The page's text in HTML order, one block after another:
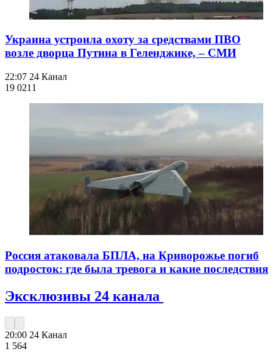
Украина устроила охоту за средствами ПВО
возле дворца Путина в Геленджике, – СМИ
22:07 24 Канал
19 021 1
Россия атаковала БПЛА, на Криворожье погиб
подросток: где была тревога и какие последствия
Эксклюзивы 24 канала
20:00 24 Канал
1 564